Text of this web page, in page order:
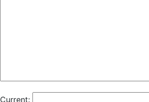
Current: